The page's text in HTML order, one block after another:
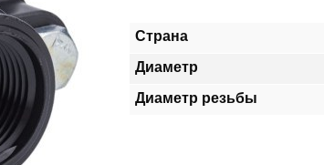
Страна
Диаметр
Диаметр резьбы